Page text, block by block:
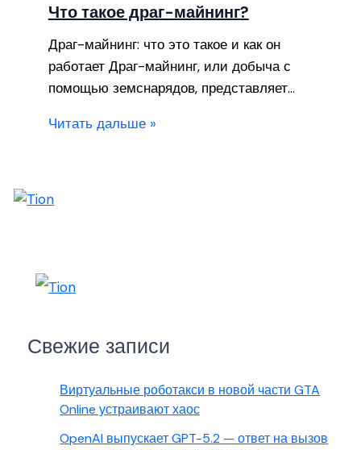
Что такое драг-майнинг?
Драг-майнинг: что это такое и как он
работает Драг-майнинг, или добыча с
помощью земснарядов, представляет…
Читать дальше »
Свежие записи
Виртуальные роботакси в новой части GTA
Online устраивают хаос
OpenAI выпускает GPT-5.2 — ответ на вызов